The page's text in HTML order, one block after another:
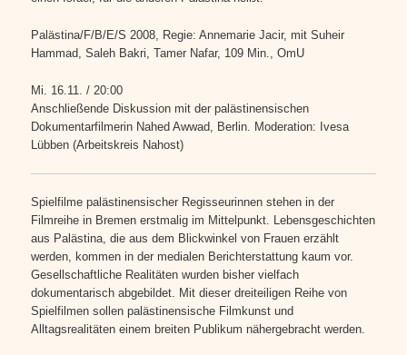
Palästina/F/B/E/S 2008, Regie: Annemarie Jacir, mit Suheir
Hammad, Saleh Bakri, Tamer Nafar, 109 Min., OmU
Mi. 16.11. / 20:00
Anschließende Diskussion mit der palästinensischen
Dokumentarfilmerin Nahed Awwad, Berlin. Moderation: Ivesa
Lübben (Arbeitskreis Nahost)
Spielfilme palästinensischer Regisseurinnen stehen in der
Filmreihe in Bremenerstmalig im Mittelpunkt. Lebensgeschichten
aus Palästina, die aus dem Blickwinkel von Frauen erzählt
werden, kommen in der medialen Berichterstattung kaum vor.
Gesellschaftliche Realitäten wurden bisher vielfach
dokumentarisch abgebildet. Mit dieser dreiteiligen Reihe von
Spielfilmen sollen palästinensische Filmkunst und
Alltagsrealitäten einem breiten Publikum nähergebracht werden.